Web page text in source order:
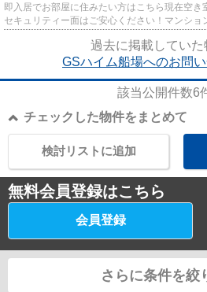
即入居でお部屋に住みたい方はこちら現在空き
セキュリティー面はご安心ください！マンシ
過去に掲載していた
GSハイム船場へのお問
該当公開件数6
チェックした物件をまとめて
検討リストに追加
無料会員登録はこちら
会員登録
さらに条件を絞